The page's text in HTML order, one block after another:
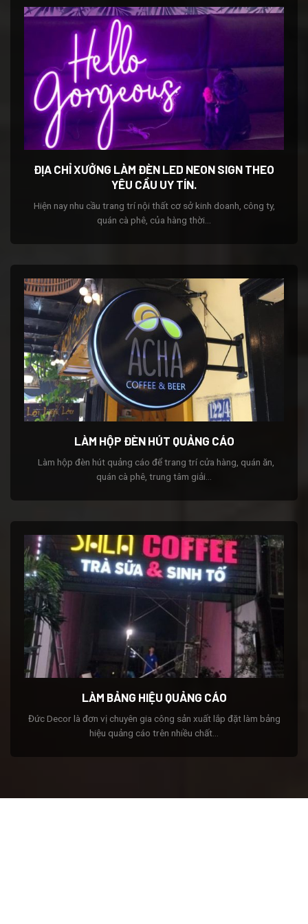
ĐỊA CHỈ XƯỞNG LÀM ĐÈN LED NEON SIGN THEO
YÊU CẦU UY TÍN.
Hiện nay nhu cầu trang trí nội thất cơ sở kinh doanh, công ty,
quán cà phê, của hàng thời...
LÀM HỘP ĐÈN HÚT QUẢNG CÁO
Làm hộp đèn hút quảng cáo để trang trí cửa hàng, quán ăn,
quán cà phê, trung tâm giải...
LÀM BẢNG HIỆU QUẢNG CÁO
Đức Decor là đơn vị chuyên gia công sản xuất lắp đặt làm bảng
hiệu quảng cáo trên nhiều chất...